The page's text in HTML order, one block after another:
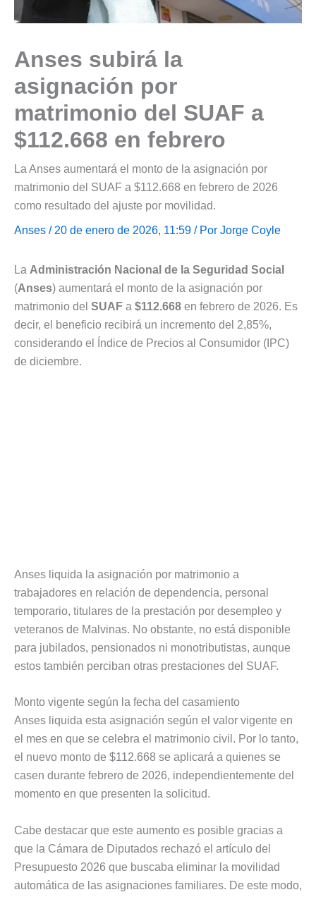
Anses subirá la
asignación por
matrimonio del SUAF a
$112.668 en febrero
La Anses aumentará el monto de la asignación por
matrimonio del SUAF a $112.668 en febrero de 2026
como resultado del ajuste por movilidad.
Anses / 20 de enero de 2026, 11:59 / Por Jorge Coyle
La Administración Nacional de la Seguridad Social
(Anses) aumentará el monto de la asignación por
matrimonio del SUAF a $112.668 en febrero de 2026. Es
decir, el beneficio recibirá un incremento del 2,85%,
considerando el Índice de Precios al Consumidor (IPC)
de diciembre.
Anses liquida la asignación por matrimonio a
trabajadores en relación de dependencia, personal
temporario, titulares de la prestación por desempleo y
veteranos de Malvinas. No obstante, no está disponible
para jubilados, pensionados ni monotributistas, aunque
estos también perciban otras prestaciones del SUAF.
Monto vigente según la fecha del casamiento
Anses liquida esta asignación según el valor vigente en
el mes en que se celebra el matrimonio civil. Por lo tanto,
el nuevo monto de $112.668 se aplicará a quienes se
casen durante febrero de 2026, independientemente del
momento en que presenten la solicitud.
Cabe destacar que este aumento es posible gracias a
que la Cámara de Diputados rechazó el artículo del
Presupuesto 2026 que buscaba eliminar la movilidad
automática de las asignaciones familiares. De este modo,